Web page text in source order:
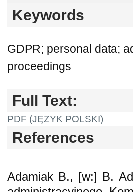
Keywords
GDPR; personal data;
proceedings
Full Text:
PDF (JĘZYK POLSKI)
References
Adamiak B., [w:] B.